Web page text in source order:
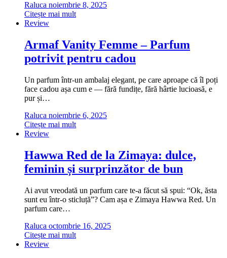
Raluca noiembrie 8, 2025
Citește mai mult
Review
Armaf Vanity Femme – Parfum
potrivit pentru cadou
Un parfum într-un ambalaj elegant, pe care aproape că îl poți
face cadou așa cum e — fără fundițe, fără hârtie lucioasă, e
pur și…
Raluca noiembrie 6, 2025
Citește mai mult
Review
Hawwa Red de la Zimaya: dulce,
feminin și surprinzător de bun
Ai avut vreodată un parfum care te-a făcut să spui: “Ok, ăsta
sunt eu într-o sticluță”? Cam așa e Zimaya Hawwa Red. Un
parfum care…
Raluca octombrie 16, 2025
Citește mai mult
Review